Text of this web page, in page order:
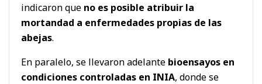
indicaron que no es posible atribuir la
mortandad a enfermedades propias de las
abejas.
En paralelo, se llevaron adelante bioensayos en
condiciones controladas en INIA, donde se